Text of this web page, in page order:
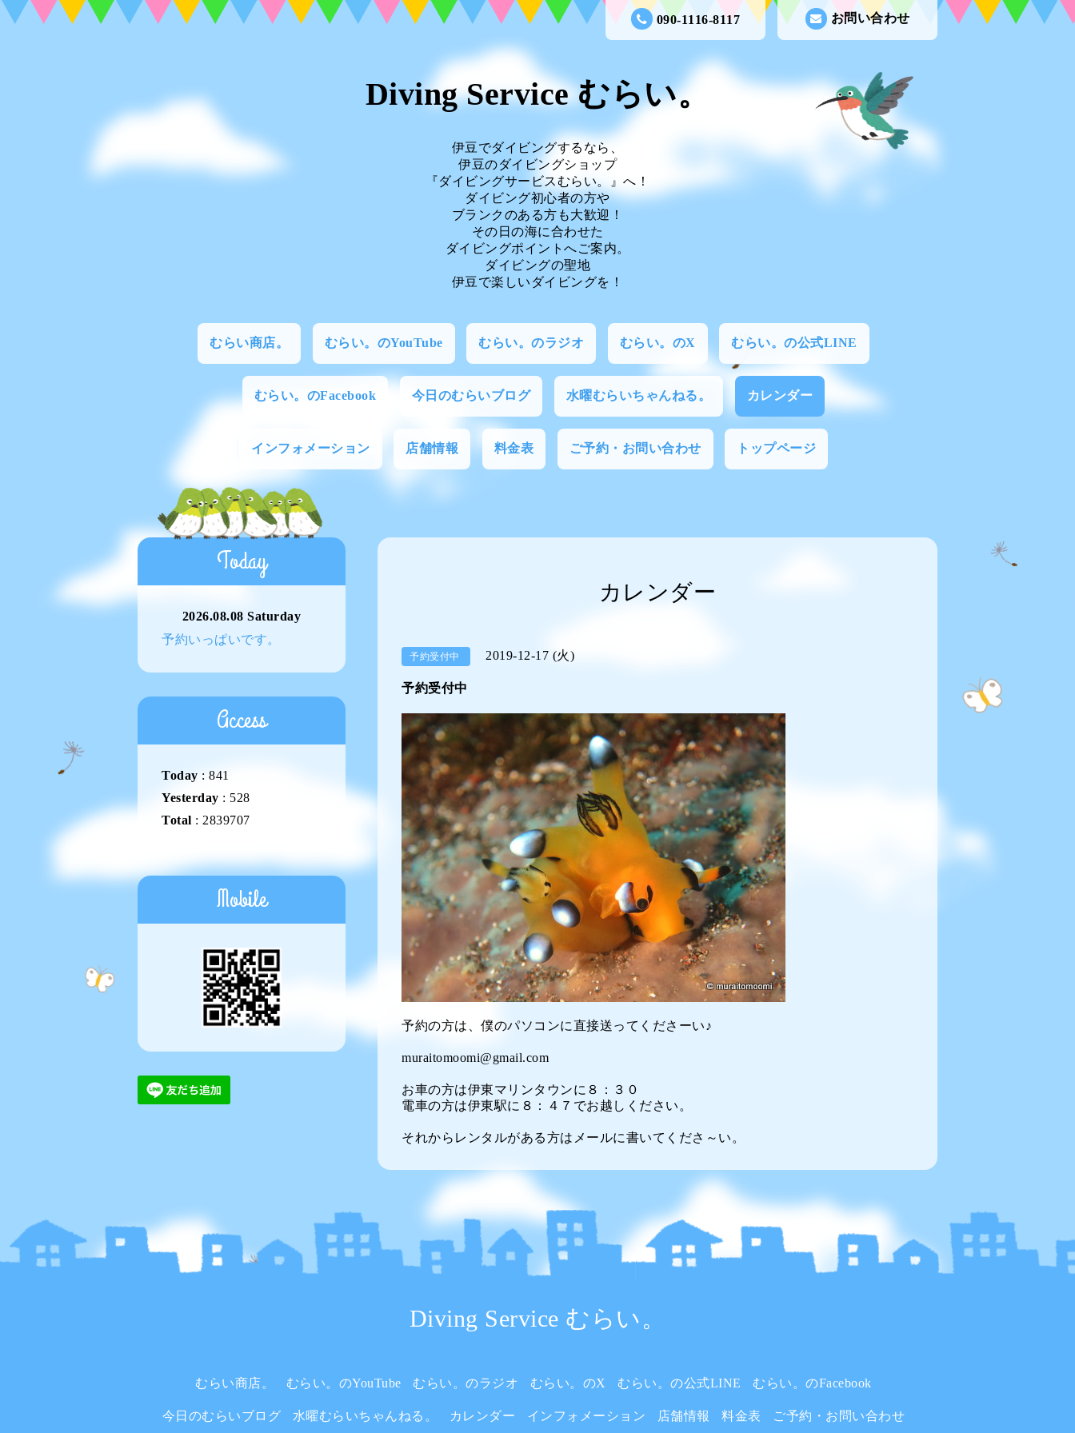
お問い合わせ
090-1116-8117
Diving Service むらい。
伊豆でダイビングするなら、
伊豆のダイビングショップ
『ダイビングサービスむらい。』へ！
ダイビング初心者の方や
ブランクのある方も大歓迎！
その日の海に合わせた
ダイビングポイントへご案内。
ダイビングの聖地
伊豆で楽しいダイビングを！
むらい商店。 むらい。のYouTube むらい。のラジオ むらい。のX むらい。の公式LINE
むらい。のFacebook 今日のむらいブログ 水曜むらいちゃんねる。 カレンダー
インフォメーション 店舗情報 料金表 ご予約・お問い合わせ トップページ
カレンダー
予約受付中 2019-12-17 (火)
予約受付中
予約の方は、僕のパソコンに直接送ってくださーい♪
muraitomoomi@gmail.com
お車の方は伊東マリンタウンに８：３０
電車の方は伊東駅に８：４７でお越しください。
それからレンタルがある方はメールに書いてくださ～い。
Today
2026.08.08 Saturday
予約いっぱいです。
Access
Today : 841
Yesterday : 528
Total : 2839707
Mobile
Diving Service むらい。
むらい商店。 むらい。のYouTube むらい。のラジオ むらい。のX むらい。の公式LINE むらい。のFacebook
今日のむらいブログ 水曜むらいちゃんねる。 カレンダー インフォメーション 店舗情報 料金表 ご予約・お問い合わせ